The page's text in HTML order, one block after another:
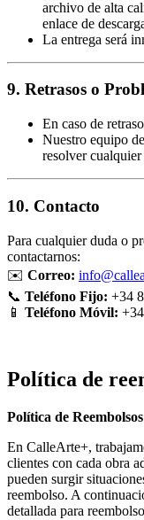
archivo de alta
enlace de
La entrega será
9. Retrasos o
En caso de
Nuestro equipo
resolver
10. Contacto
Para cualquier duda o
contactarnos:
✉️ Correo:
📞 Teléfono Fijo: +34
📱 Teléfono Móvil:
Política de
Política de Reembolsos
En CalleArte+,
clientes con cada obra
pueden surgir
reembolso. A
detallada para